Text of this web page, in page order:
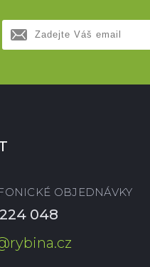
OBJEDNÁVKY
048